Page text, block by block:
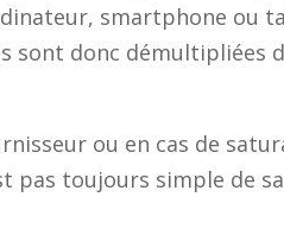
smartphone ou
sont donc
ou en cas de
pas toujours simple de